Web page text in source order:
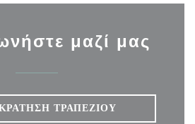
μαζί μας
ΤΡΑΠΕΖΙΟΎ